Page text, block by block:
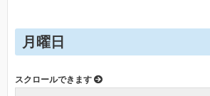
月曜日